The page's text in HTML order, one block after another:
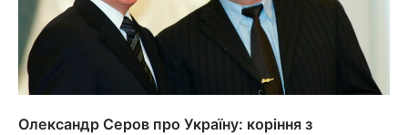
Олександр Серов про Україну: коріння з